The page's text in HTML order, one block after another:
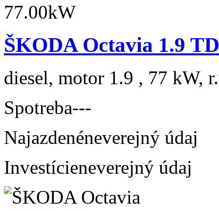
ŠKODA Octavia 1.9
diesel, motor 1.9 , 77 kW,
Spotreba---
Najazdenéneverejný údaj
Investícieneverejný údaj